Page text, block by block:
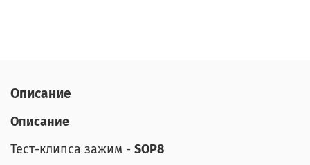
Описание
Описание
Тест-клипса зажим - SOP8